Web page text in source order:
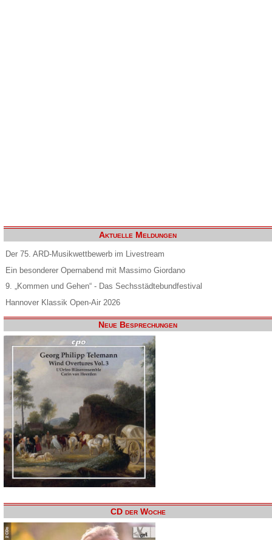
Aktuelle Meldungen
Der 75. ARD-Musikwettbewerb im Livestream
Ein besonderer Opernabend mit Massimo Giordano
9. „Kommen und Gehen“ - Das Sechsstädtebundfestival
Hannover Klassik Open-Air 2026
Neue Besprechungen
CD der Woche